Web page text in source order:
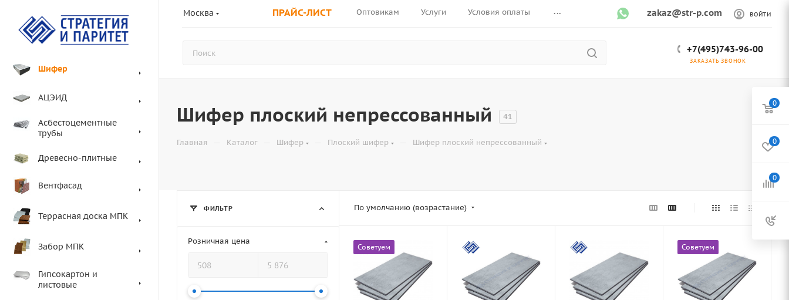
Москва ПРАЙС-ЛИСТ Оптовикам Услуги Условия оплаты ... zakaz@str-p.com ВОЙТИ
+7(495)743-96-00
ЗАКАЗАТЬ ЗВОНОК
Шифер
АЦЭИД
Асбестоцементные
трубы
Древесно-плитные
Вентфасад
Террасная доска МПК
Забор МПК
Гипсокартон и
листовые
Шифер плоский непрессованный 41
Главная — Каталог — Шифер — Плоский шифер — Шифер плоский непрессованный
По умолчанию (возрастание)
Советуем Советуем
ФИЛЬТР
Розничная цена
0
0
0